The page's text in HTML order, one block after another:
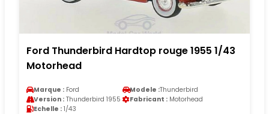
Ford Thunderbird Hardtop rouge 1955 1/43
Motorhead
Marque : Ford Modele :Thunderbird
Version : Thunderbird 1955 Fabricant : Motorhead
Echelle : 1/43